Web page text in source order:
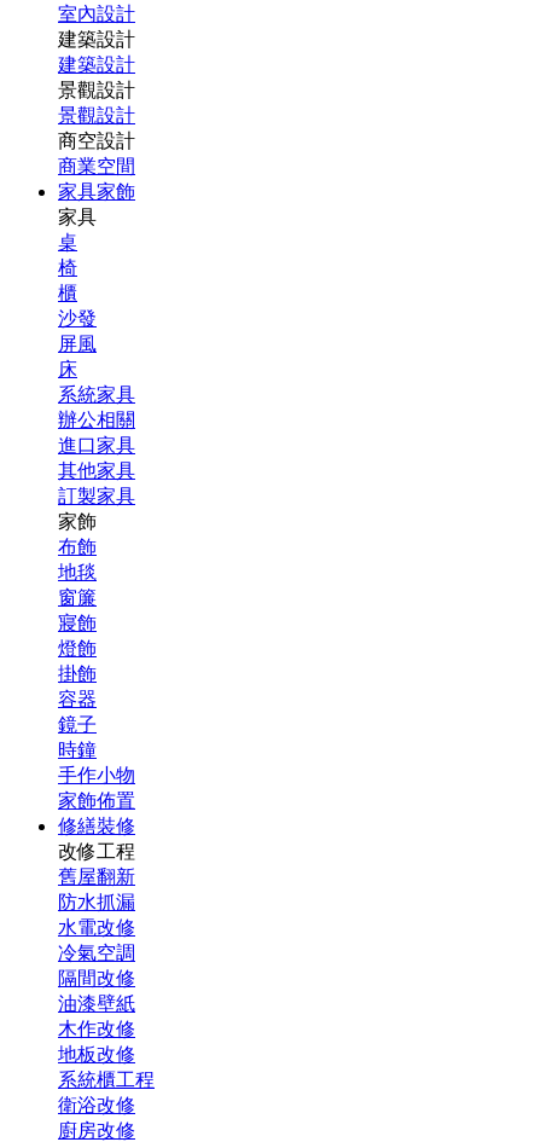
室內設計
建築設計
建築設計
景觀設計
景觀設計
商空設計
商業空間
家具家飾
家具
桌
椅
櫃
沙發
屏風
床
系統家具
辦公相關
進口家具
其他家具
訂製家具
家飾
布飾
地毯
窗簾
寢飾
燈飾
掛飾
容器
鏡子
時鐘
手作小物
家飾佈置
修繕裝修
改修工程
舊屋翻新
防水抓漏
水電改修
冷氣空調
隔間改修
油漆壁紙
木作改修
地板改修
系統櫃工程
衛浴改修
廚房改修